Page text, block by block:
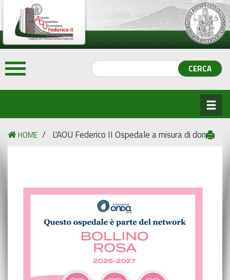
HOME / L'AOU Federico II Ospedale a misura di donna